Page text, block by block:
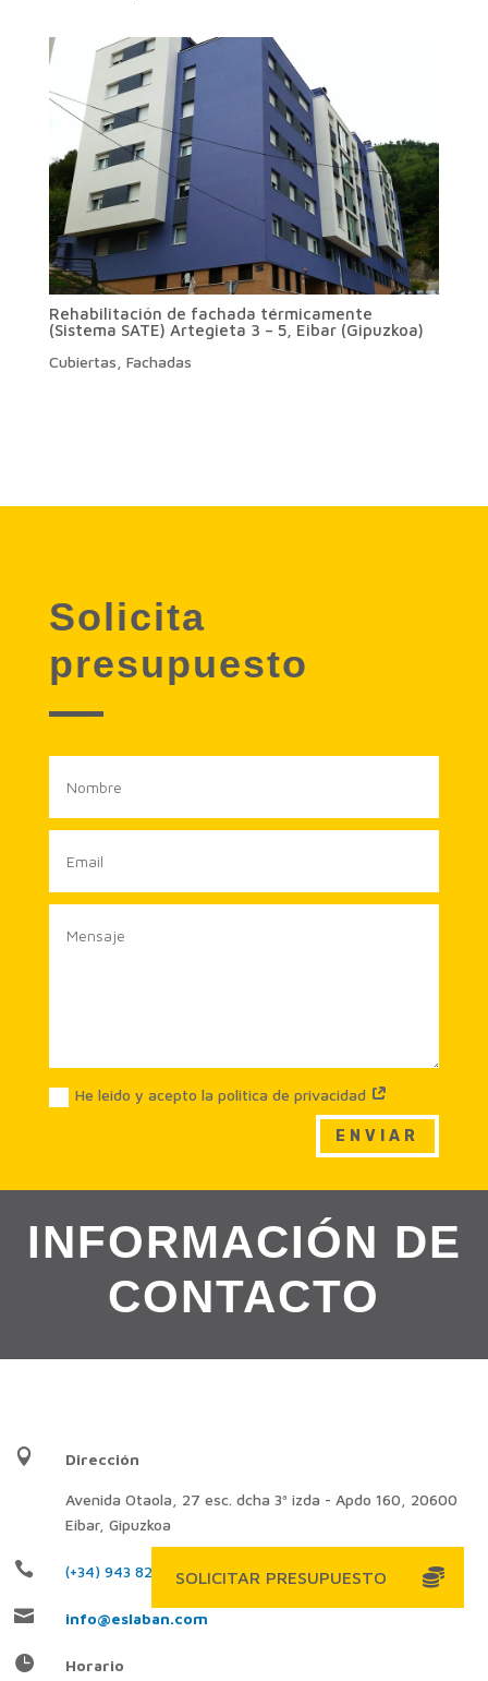
Rehabilitación de fachada térmicamente
(Sistema SATE) Artegieta 3 – 5, Eibar (Gipuzkoa)
Cubiertas Fachadas
Solicita
presupuesto
He leido y acepto la politica de privacidad
ENVIAR
INFORMACIÓN DE
CONTACTO
 Dirección
Avenida Otaola, 27 esc. dcha 3ª izda - Apdo 160, 20600
Eibar, Gipuzkoa
 (+34) 943 820 407
 info@eslaban.com
 Horario